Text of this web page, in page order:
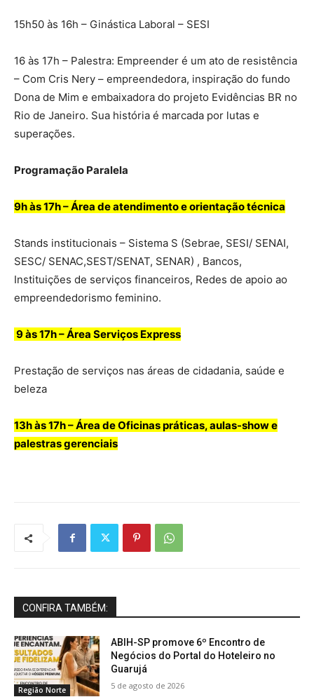
15h50 às 16h – Ginástica Laboral – SESI
16 às 17h – Palestra: Empreender é um ato de resistência
– Com Cris Nery – empreendedora, inspiração do fundo
Dona de Mim e embaixadora do projeto Evidências BR no
Rio de Janeiro. Sua história é marcada por lutas e
superações.
Programação Paralela
9h às 17h – Área de atendimento e orientação técnica
Stands institucionais – Sistema S (Sebrae, SESI/ SENAI,
SESC/ SENAC,SEST/SENAT, SENAR) , Bancos,
Instituições de serviços financeiros, Redes de apoio ao
empreendedorismo feminino.
9 às 17h – Área Serviços Express
Prestação de serviços nas áreas de cidadania, saúde e
beleza
13h às 17h – Área de Oficinas práticas, aulas-show e
palestras gerenciais
CONFIRA TAMBÉM:
Região Norte
ABIH-SP promove 6º Encontro de
Negócios do Portal do Hoteleiro no
Guarujá
5 de agosto de 2026